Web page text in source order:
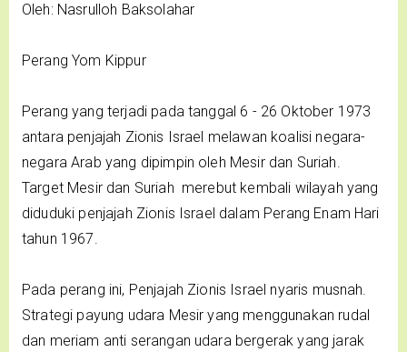
Oleh: Nasrulloh Baksolahar
Perang Yom Kippur
Perang yang terjadi pada tanggal 6 - 26 Oktober 1973
antara penjajah Zionis Israel melawan koalisi negara-
negara Arab yang dipimpin oleh Mesir dan Suriah.
Target Mesir dan Suriah merebut kembali wilayah yang
diduduki penjajah Zionis Israel dalam Perang Enam Hari
tahun 1967.
Pada perang ini, Penjajah Zionis Israel nyaris musnah.
Strategi payung udara Mesir yang menggunakan rudal
dan meriam anti serangan udara bergerak yang jarak